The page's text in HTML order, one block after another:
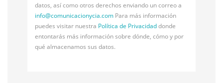
datos, así como otros derechos enviando un correo a
info@comunicacionycia.com Para más información
puedes visitar nuestra Política de Privacidaddonde
entontarás más información sobre dónde, cómo y por
qué almacenamos sus datos.